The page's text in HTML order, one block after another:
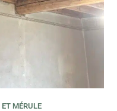
MÉRULE